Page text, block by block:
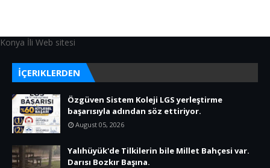
Konya İli Web sitesi
İÇERIKLERDEN
Özgüven Sistem Koleji LGS yerleştirme
başarısıyla adından söz ettiriyor.
August 05, 2026
Yalıhüyük'de Tilkilerin bile Millet Bahçesi var.
Darısı Bozkır Başına.